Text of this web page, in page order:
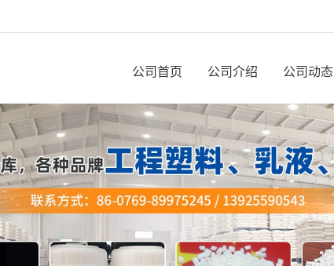
公司首页 公司介绍 公司动态